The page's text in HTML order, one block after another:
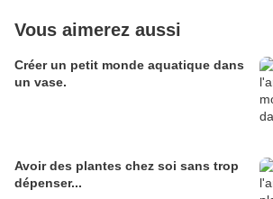
Vous aimerez aussi
Créer un petit monde aquatique dans
un vase.
Avoir des plantes chez soi sans trop
dépenser...